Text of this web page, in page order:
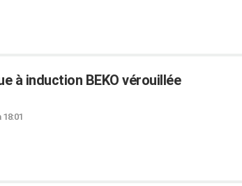
à induction BEKO vérouillée
18:01